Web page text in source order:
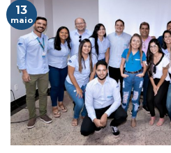
13
maio